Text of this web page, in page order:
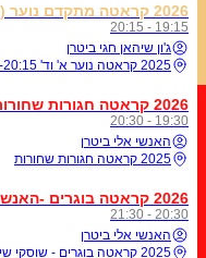
19:15 - 20:15
ג'ון שיהאן חגי ביטרן
2025 קראטה נוער א' וד' 19:15-20:15 - ג'ון שיהאן חגי
2026 קראטה חגורות שחורות - האנשי | ימי א' וד' 19:30-20:30
19:30 - 20:30
האנשי אלי ביטרן
2025 קראטה חגורות שחורות
2026 קראטה בוגרים -האנשי/ג'ון שיהאן חגי | ימי א' וד' 20:30-21:30
20:30 - 21:30
האנשי אלי ביטרן
2025 קראטה בוגרים - שוסקי שיהאן/ג'ון שיהאן חגי